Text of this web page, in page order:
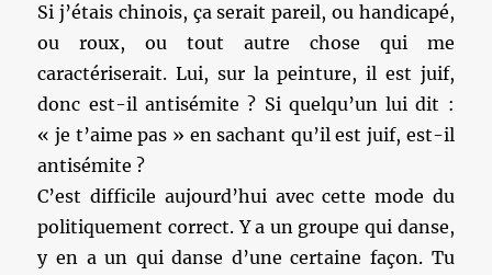
Si j’étais chinois, ça serait pareil, ou handicapé,
ou roux, ou tout autre chose qui me
caractériserait. Lui, sur la peinture, il est juif,
donc est-il antisémite ? Si quelqu’un lui dit :
« je t’aime pas » en sachant qu’il est juif, est-il
antisémite ?
C’est difficile aujourd’hui avec cette mode du
politiquement correct. Y a un groupe qui danse,
y en a un qui danse d’une certaine façon. Tu